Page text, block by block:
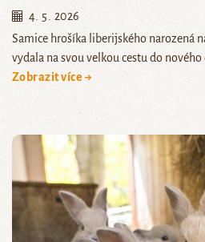
4. 5. 2026
Samice hrošíka liberijského narozená
vydala na svou velkou cestu do nového
Zobrazit více →